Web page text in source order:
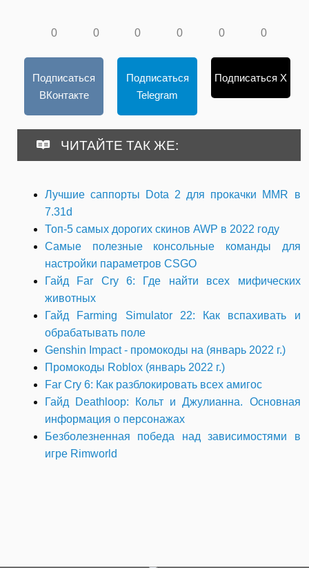
0 0 0 0 0 0
Подписаться
ВКонтакте
Подписаться
Telegram
Подписаться X
ЧИТАЙТЕ ТАК ЖЕ:
Лучшие саппорты Dota 2 для прокачки MMR в
7.31d
Топ-5 самых дорогих скинов AWP в 2022 году
Самые полезные консольные команды для
настройки параметров CSGO
Гайд Far Cry 6: Где найти всех мифических
животных
Гайд Farming Simulator 22: Как вспахивать и
обрабатывать поле
Genshin Impact - промокоды на (январь 2022 г.)
Промокоды Roblox (январь 2022 г.)
Far Cry 6: Как разблокировать всех амигос
Гайд Deathloop: Кольт и Джулианна. Основная
информация о персонажах
Безболезненная победа над зависимостями в
игре Rimworld